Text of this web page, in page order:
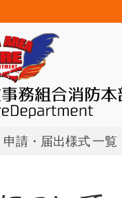
申請・届出様式 一覧